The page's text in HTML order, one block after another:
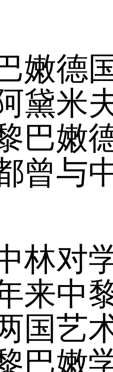
德国
黛米
巴嫩
曾与
对学
来中
国艺
巴嫩